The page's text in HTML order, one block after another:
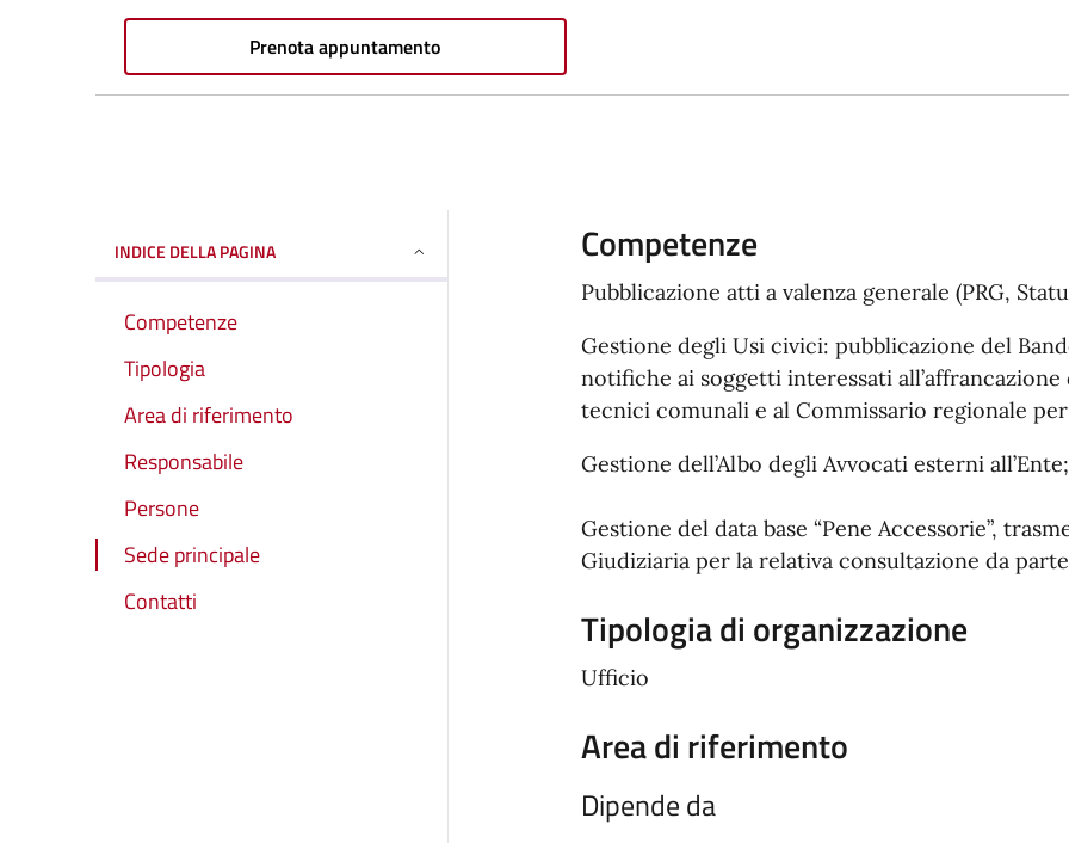
Prenota appuntamento
INDICE DELLA PAGINA
Competenze
Tipologia
Area di riferimento
Responsabile
Persone
Sede principale
Contatti
Competenze
Pubblicazione atti a valenza generale (PRG,
Gestione degli Usi civici: pubblicazione del
notifiche ai soggetti interessati
tecnici comunali e al Commissario regionale
Gestione dell’Albo degli Avvocati esterni all’Ente;
Gestione del data base “Pene Accessorie”,
Giudiziaria per la relativa consultazione da
Tipologia di organizzazione
Ufficio
Area di riferimento
Dipende da